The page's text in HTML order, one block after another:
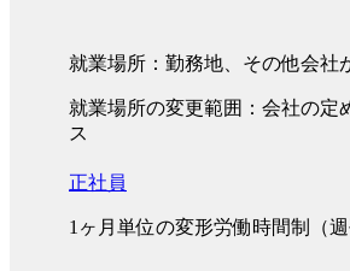
就業場所：勤務地、その他会社
就業場所の変更範囲：会社の定
ス
正社員
1ヶ月単位の変形労働時間制（週